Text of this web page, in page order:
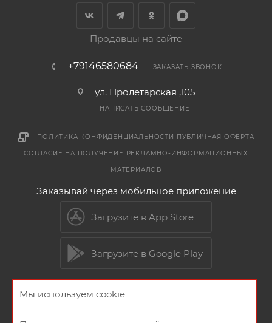
Продавцы на сайте
+79146580684 ЗАКАЗАТЬ ЗВОНОК
ул. Пролетарская ,105
НАПИСАТЬ СООБЩЕНИЕ
ПОЛИТИКА КОНФИДЕНЦИАЛЬНОСТИ ПУБЛИЧНАЯ ОФЕРТА
СОГЛАСИЕ НА ПОЛУЧЕНИЕ РЕКЛАМНО-ИНФОРМАЦИОННЫХ
МАТЕРИАЛОВ
Заказывай через мобильное приложение
Загрузите в App Store
Загрузите в Google Play
Мы используем cookie